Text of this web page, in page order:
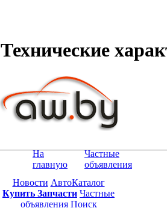
Технические
На
главную
Частные
объявления
Новости АвтоКаталог
Купить Запчасти Частные
объявления Поиск